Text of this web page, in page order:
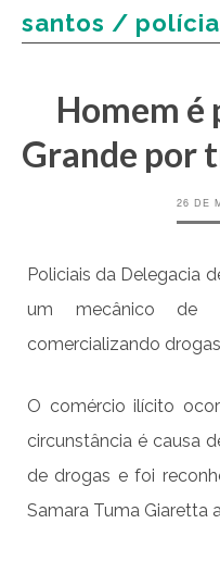
santos / polícia
Homem é
Grande por
26 DE
Policiais da Delegacia
um mecânico de
comercializando
O comércio ilícito
circunstância é causa
de drogas e foi
Samara Tuma Giaretta